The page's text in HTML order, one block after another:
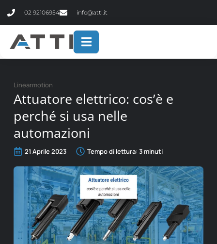
02 92106954 info@atti.it
Linearmotion
Attuatore elettrico: cos’è e
perché si usa nelle
automazioni
21 Aprile 2023 Tempo di lettura: 3 minuti